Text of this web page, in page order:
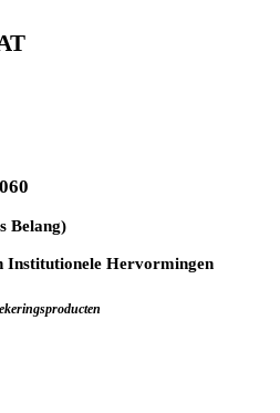
Belang)
Institutionele Hervormingen